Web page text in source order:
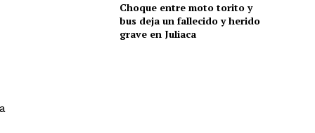
Choque entre moto torito y
bus deja un fallecido y herido
grave en Juliaca